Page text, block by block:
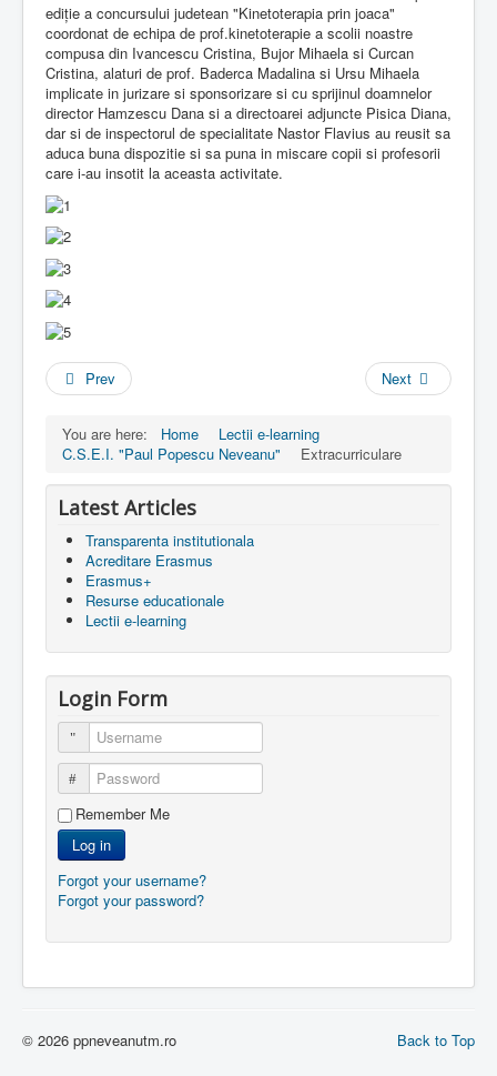
ediție a concursului judetean "Kinetoterapia prin joaca"
coordonat de echipa de prof.kinetoterapie a scolii noastre
compusa din Ivancescu Cristina, Bujor Mihaela si Curcan
Cristina, alaturi de prof. Baderca Madalina si Ursu Mihaela
implicate in jurizare si sponsorizare si cu sprijinul doamnelor
director Hamzescu Dana si a directoarei adjuncte Pisica Diana,
dar si de inspectorul de specialitate Nastor Flavius au reusit sa
aduca buna dispozitie si sa puna in miscare copii si profesorii
care i-au insotit la aceasta activitate.
Prev Next
You are here: Home
Lectii e-learning
C.S.E.I. "Paul Popescu Neveanu"
Extracurriculare
Latest Articles
Transparenta institutionala
Acreditare Erasmus
Erasmus+
Resurse educationale
Lectii e-learning
Login Form
Username
Password
Remember Me
Log in
Forgot your username?
Forgot your password?
Back to Top
© 2026 ppneveanutm.ro